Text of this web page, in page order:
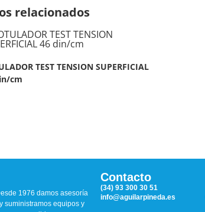
relacionados
TEST TENSION SUPERFICIAL
cm
1976 damos asesoría
y suministramos equipos y
Contacto
(34) 93 300 30 51
info@aguilarpineda.es